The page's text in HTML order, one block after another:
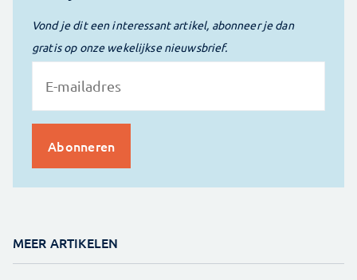
Vond je dit een interessant artikel, abonneer je dan
gratis op onze wekelijkse nieuwsbrief.
MEER ARTIKELEN